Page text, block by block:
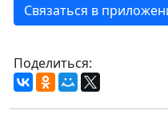
Связаться в
Поделиться: